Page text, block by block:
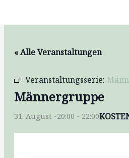
« Alle Veranstaltungen
Veranstaltungsserie:
Männergruppe
31. August -20:00 - 22:00